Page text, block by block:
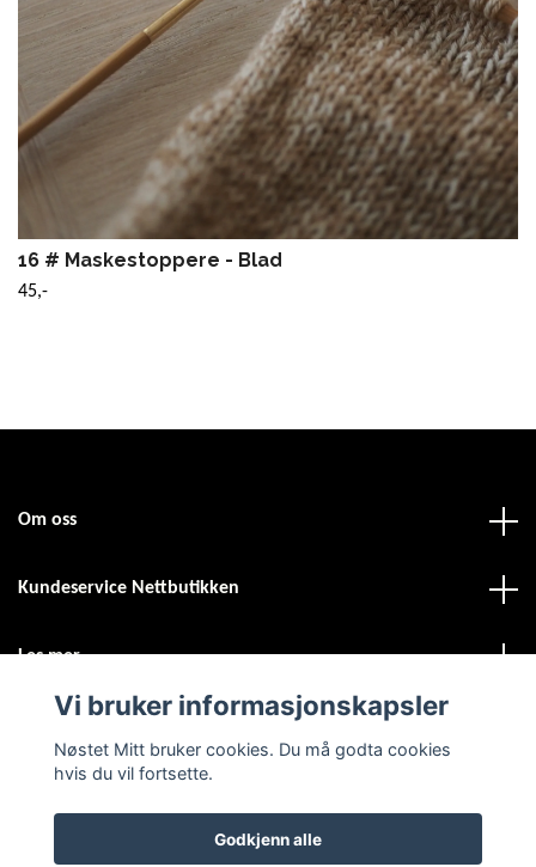
16 # Maskestoppere - Blad
45,-
Om oss
Kundeservice Nettbutikken
Les mer
Vi bruker informasjonskapsler
Nøstet Mitt bruker cookies. Du må godta cookies
hvis du vil fortsette.
Godkjenn alle